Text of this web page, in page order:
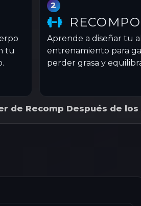
tu
2
Aprende a diseñar tu
entrenamiento para
perder grasa y
de Recomp Después de los